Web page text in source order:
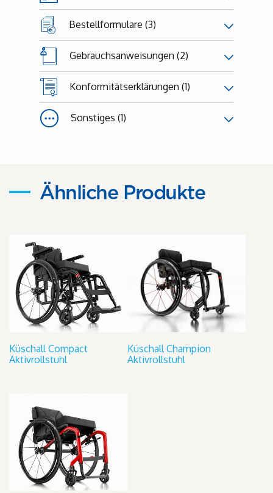
Bestellformulare (3)
Gebrauchsanweisungen (2)
Konformitätserklärungen (1)
Sonstiges (1)
Ähnliche Produkte
Küschall Compact
Aktivrollstuhl
Küschall Champion
Aktivrollstuhl